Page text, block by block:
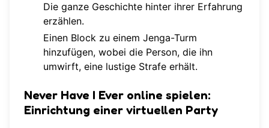
Die ganze Geschichte hinter ihrer Erfahrung
erzählen.
Einen Block zu einem Jenga-Turm
hinzufügen, wobei die Person, die ihn
umwirft, eine lustige Strafe erhält.
Never Have I Ever online spielen:
Einrichtung einer virtuellen Party